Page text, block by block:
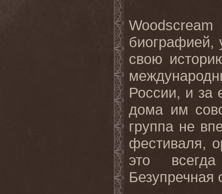
биографией,
свою
России, и за
дома им
группа не
фестиваля,
это
Безупречная